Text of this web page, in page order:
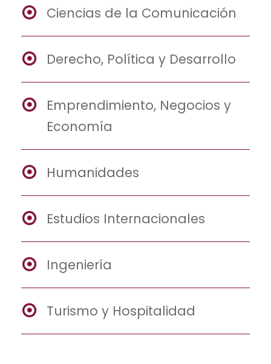
Ciencias de la Comunicación
Derecho, Política y Desarrollo
Emprendimiento, Negocios y
Economía
Humanidades
Estudios Internacionales
Ingeniería
Turismo y Hospitalidad